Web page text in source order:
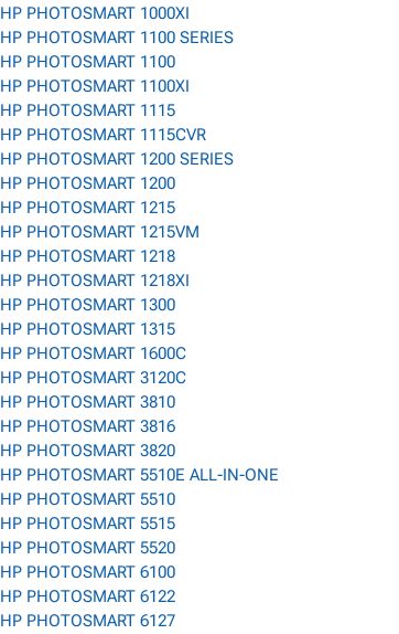
HP PHOTOSMART 1000XI
HP PHOTOSMART 1100 SERIES
HP PHOTOSMART 1100
HP PHOTOSMART 1100XI
HP PHOTOSMART 1115
HP PHOTOSMART 1115CVR
HP PHOTOSMART 1200 SERIES
HP PHOTOSMART 1200
HP PHOTOSMART 1215
HP PHOTOSMART 1215VM
HP PHOTOSMART 1218
HP PHOTOSMART 1218XI
HP PHOTOSMART 1300
HP PHOTOSMART 1315
HP PHOTOSMART 1600C
HP PHOTOSMART 3120C
HP PHOTOSMART 3810
HP PHOTOSMART 3816
HP PHOTOSMART 3820
HP PHOTOSMART 5510E ALL-IN-ONE
HP PHOTOSMART 5510
HP PHOTOSMART 5515
HP PHOTOSMART 5520
HP PHOTOSMART 6100
HP PHOTOSMART 6122
HP PHOTOSMART 6127